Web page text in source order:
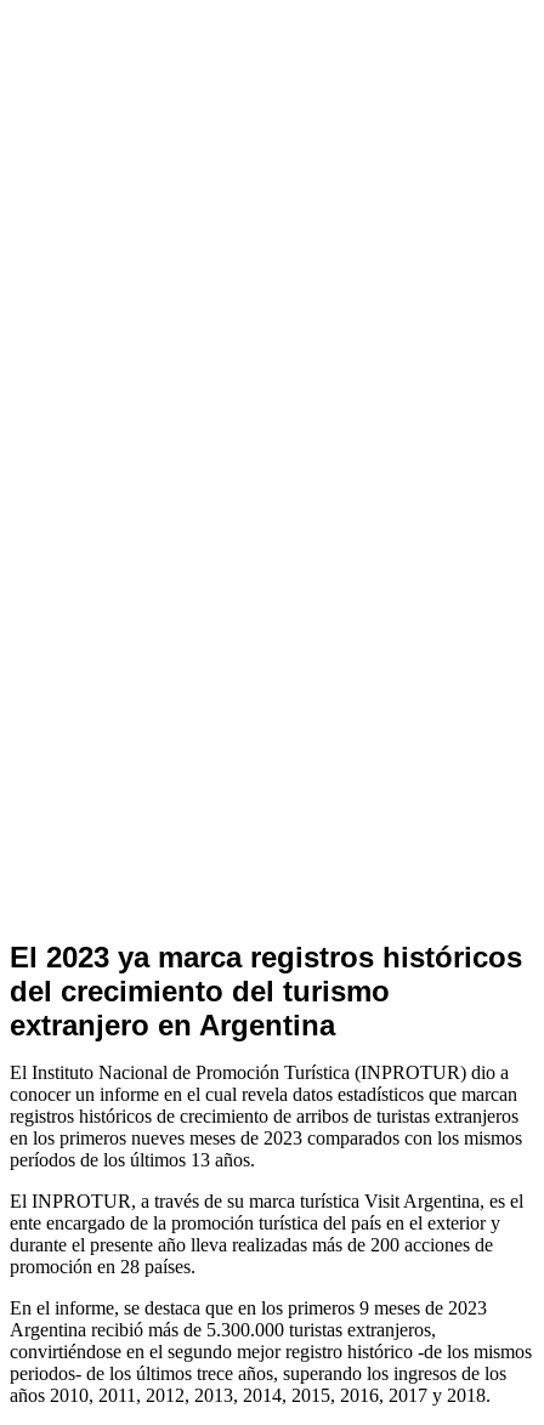
Notas
de
Archivo
El 2023 ya marca registros históricos
del crecimiento del turismo
extranjero en Argentina
El Instituto Nacional de Promoción Turística (INPROTUR) dio a
conocer un informe en el cual revela datos estadísticos que marcan
registros históricos de crecimiento de arribos de turistas extranjeros
en los primeros nueves meses de 2023 comparados con los mismos
períodos de los últimos 13 años.
El INPROTUR, a través de su marca turística Visit Argentina, es el
ente encargado de la promoción turística del país en el exterior y
durante el presente año lleva realizadas más de 200 acciones de
promoción en 28 países.
En el informe, se destaca que en los primeros 9 meses de 2023
Argentina recibió más de 5.300.000 turistas extranjeros,
convirtiéndose en el segundo mejor registro histórico -de los mismos
periodos- de los últimos trece años, superando los ingresos de los
años 2010, 2011, 2012, 2013, 2014, 2015, 2016, 2017 y 2018.